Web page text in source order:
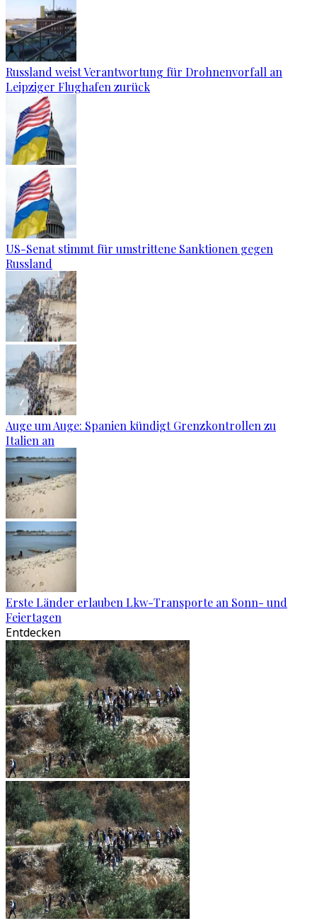
Russland weist Verantwortung für Drohnenvorfall an
Leipziger Flughafen zurück
US-Senat stimmt für umstrittene Sanktionen gegen
Russland
Auge um Auge: Spanien kündigt Grenzkontrollen zu
Italien an
Erste Länder erlauben Lkw-Transporte an Sonn- und
Feiertagen
Entdecken